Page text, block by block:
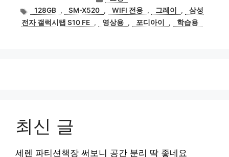
테
고
리
태
그
128GB , SM-X520 , WIFI 전용 , 그레이 ,
삼성
전자 갤럭시탭 S10 FE , 영상용 , 포디아이 , 학습용
최신 글
세렌 파티션책장 써보니 공간 분리 딱 좋네요